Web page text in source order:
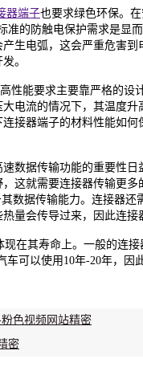
器端子也要求绿色环保。
准的防触电保护需求是显
生电弧，这会严重危害
。
性能要求主要靠严格的设
电流的情况下，其温度
接器端子的材料性能如
数据传输功能的重要性
这就需要连接器传输更
数据传输能力。连接器
量会传导过来，因此连接
现在其寿命上。一般的连
可以使用10年-20年，
色视频网站精密
密